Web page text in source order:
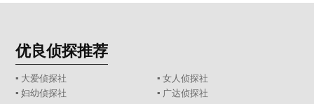
优良侦探推荐
▪ 大爱侦探社
▪ 女人侦探社
▪ 妇幼侦探社
▪ 广达侦探社